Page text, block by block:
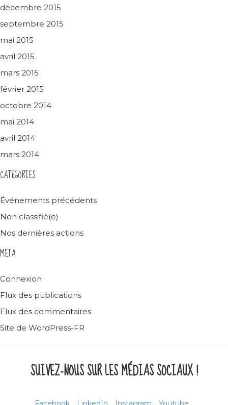
décembre 2015
septembre 2015
mai 2015
avril 2015
mars 2015
février 2015
octobre 2014
mai 2014
avril 2014
mars 2014
CATEGORIES
Événements précédents
Non classifié(e)
Nos dernières actions
META
Connexion
Flux des publications
Flux des commentaires
Site de WordPress-FR
SUIVEZ-NOUS SUR LES MÉDIAS SOCIAUX !